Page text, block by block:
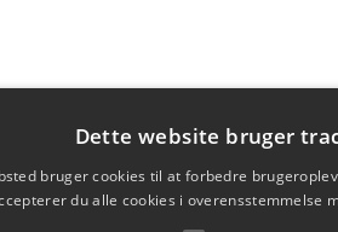
Dette website bruger
bruger cookies til at forbedre
du alle cookies i overensstemmelse